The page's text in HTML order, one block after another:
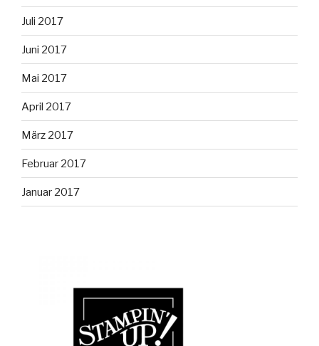
Juli 2017
Juni 2017
Mai 2017
April 2017
März 2017
Februar 2017
Januar 2017